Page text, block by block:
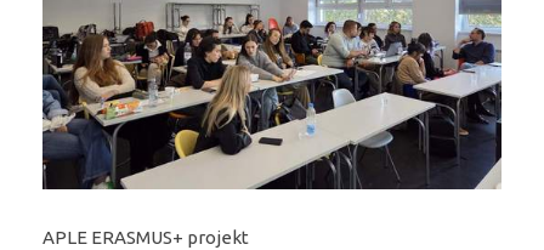
APLE ERASMUS+ projekt